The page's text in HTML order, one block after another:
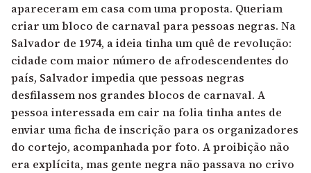
apareceram em casa com uma proposta. Queriam
criar um bloco de carnaval para pessoas negras. Na
Salvador de 1974, a ideia tinha um quê de revolução:
cidade com maior número de afrodescendentes do
país, Salvador impedia que pessoas negras
desfilassem nos grandes blocos de carnaval. A
pessoa interessada em cair na folia tinha antes de
enviar uma ficha de inscrição para os organizadores
do cortejo, acompanhada por foto. A proibição não
era explícita, mas gente negra não passava no crivo